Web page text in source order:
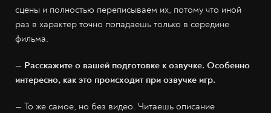
сцены и полностью переписываем их, потому что иной
раз в характер точно попадаешь только в середине
фильма.
— Расскажите о вашей подготовке к озвучке. Особенно
интересно, как это происходит при озвучке игр.
— То же самое, но без видео. Читаешь описание